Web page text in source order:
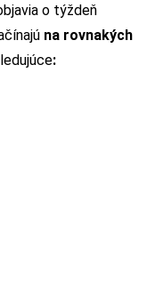
o týždeň
na rovnakých
: